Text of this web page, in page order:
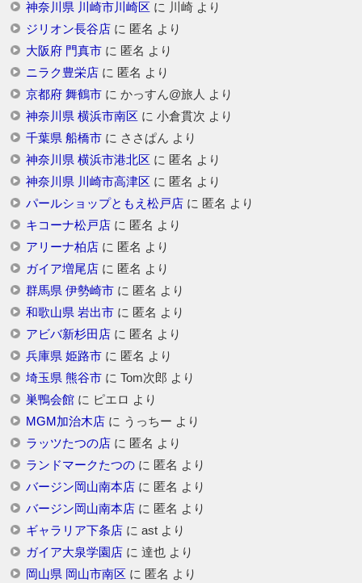
神奈川県 川崎市川崎区 に 川崎より
ジリオン長谷店に 匿名 より
大阪府 門真市に 匿名 より
ニラク豊栄店に 匿名 より
京都府 舞鶴市に かっすん@旅人 より
神奈川県 横浜市南区 に 小倉貫次 より
千葉県 船橋市に ささぱん より
神奈川県 横浜市港北区 に 匿名 より
神奈川県 川崎市高津区 に 匿名 より
パールショップともえ松戸店に 匿名 より
キコーナ松戸店に 匿名 より
アリーナ柏店に 匿名 より
ガイア増尾店に 匿名 より
群馬県 伊勢崎市に 匿名 より
和歌山県 岩出市に 匿名 より
アビバ新杉田店に 匿名 より
兵庫県 姫路市に 匿名 より
埼玉県 熊谷市に Tom次郎 より
巣鴨会館に ピエロ より
MGM加治木店に うっちー より
ラッツたつの店に 匿名 より
ランドマークたつのに 匿名 より
バージン岡山南本店に 匿名 より
バージン岡山南本店に 匿名 より
ギャラリア下条店に astより
ガイア大泉学園店に 達也より
岡山県 岡山市南区 に 匿名 より